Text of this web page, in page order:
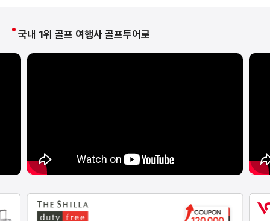
국내 1위 골프 여행사 골프투어로